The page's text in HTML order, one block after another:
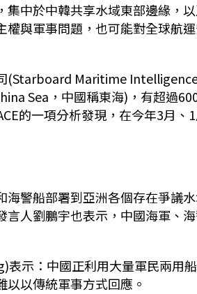
中於中韓共享水域東部邊緣，
與軍事問題，也可能對全球航
(Starboard Maritime
Sea ，中國稱東海) ，有超過
的一項分析發現，在今年3月、 1
警船部署到亞洲各個存在爭議
人劉鵬宇也表示，中國海軍、
表示：中國正利用大量軍民兩用
以傳統軍事方式回應。